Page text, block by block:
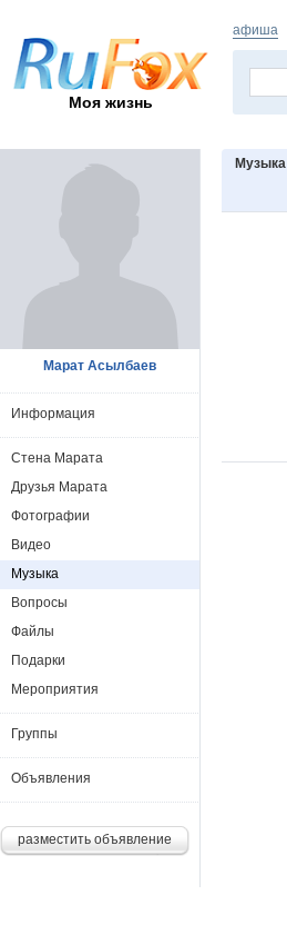
Моя жизнь
афиша
Музыка
Марат Асылбаев
Информация
Стена Марата
Друзья Марата
Фотографии
Видео
Музыка
Вопросы
Файлы
Подарки
Мероприятия
Группы
Объявления
разместить объявление